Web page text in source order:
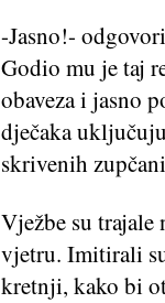
-Jasno!-
Godio mu je taj
obaveza i jasno
dječaka
skrivenih
Vježbe su trajale
vjetru. Imitirali
kretnji, kako bi